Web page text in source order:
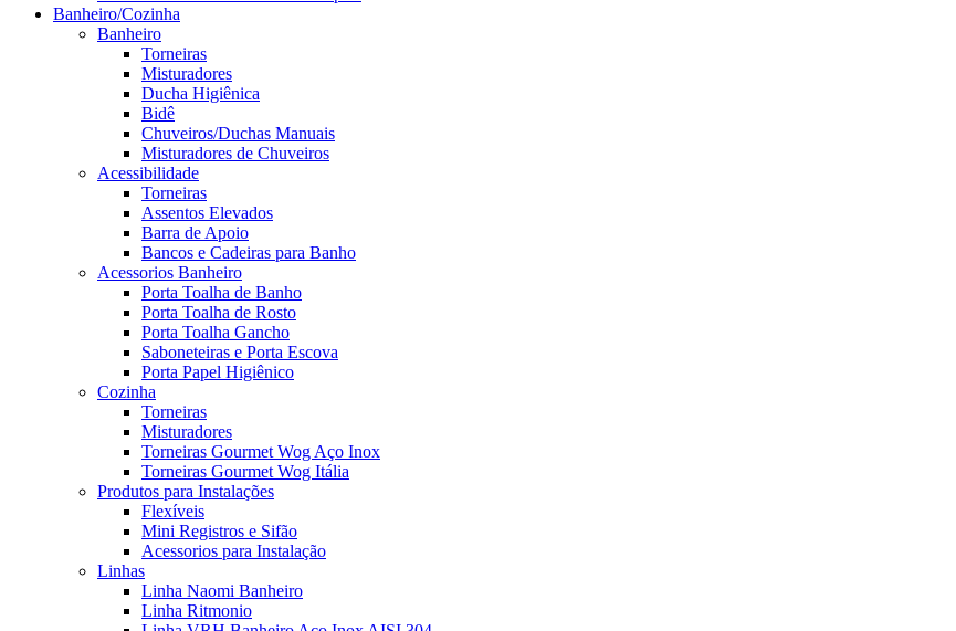
Banheiro/Cozinha
Banheiro
Torneiras
Misturadores
Ducha Higiênica
Bidê
Chuveiros/Duchas Manuais
Misturadores de Chuveiros
Acessibilidade
Torneiras
Assentos Elevados
Barra de Apoio
Bancos e Cadeiras para Banho
Acessorios Banheiro
Porta Toalha de Banho
Porta Toalha de Rosto
Porta Toalha Gancho
Saboneteiras e Porta Escova
Porta Papel Higiênico
Cozinha
Torneiras
Misturadores
Torneiras Gourmet Wog Aço Inox
Torneiras Gourmet Wog Itália
Produtos para Instalações
Flexíveis
Mini Registros e Sifão
Acessorios para Instalação
Linhas
Linha Naomi Banheiro
Linha Ritmonio